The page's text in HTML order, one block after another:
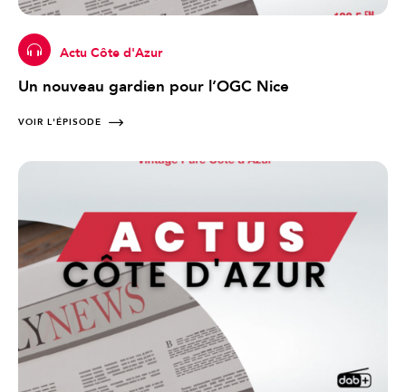
Actu Côte d'Azur
Un nouveau gardien pour l’OGC Nice
VOIR L'ÉPISODE